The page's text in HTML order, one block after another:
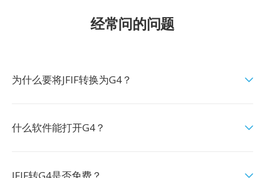
经常问的问题
为什么要将JFIF转换为G4？
什么软件能打开G4？